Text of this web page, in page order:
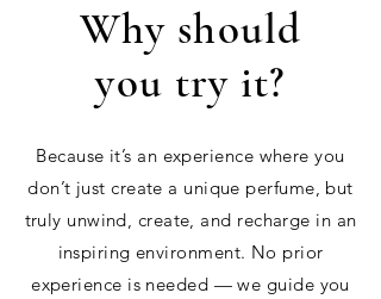
Why should
you try it?
Because it’s an experience where you
don’t just create a unique perfume, but
truly unwind, create, and recharge in an
inspiring environment. No prior
experience is needed — we guide you